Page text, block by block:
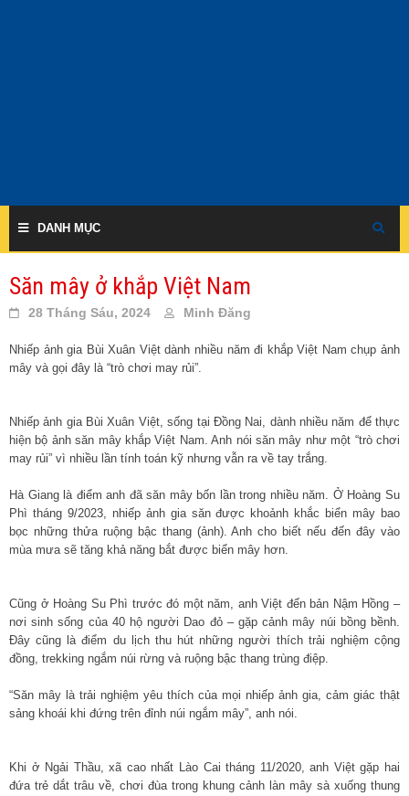
DANH MỤC
Săn mây ở khắp Việt Nam
28 Tháng Sáu, 2024 Minh Đăng
Nhiếp ảnh gia Bùi Xuân Việt dành nhiều năm đi khắp Việt Nam chụp ảnh
mây và gọi đây là “trò chơi may rủi”.
Nhiếp ảnh gia Bùi Xuân Việt, sống tại Đồng Nai, dành nhiều năm để thực
hiện bộ ảnh săn mây khắp Việt Nam. Anh nói săn mây như một “trò chơi
may rủi” vì nhiều lần tính toán kỹ nhưng vẫn ra về tay trắng.
Hà Giang là điểm anh đã săn mây bốn lần trong nhiều năm. Ở Hoàng Su
Phì tháng 9/2023, nhiếp ảnh gia săn được khoảnh khắc biển mây bao
bọc những thửa ruộng bậc thang (ảnh). Anh cho biết nếu đến đây vào
mùa mưa sẽ tăng khả năng bắt được biển mây hơn.
Cũng ở Hoàng Su Phì trước đó một năm, anh Việt đến bản Nậm Hồng –
nơi sinh sống của 40 hộ người Dao đỏ – gặp cảnh mây núi bồng bềnh.
Đây cũng là điểm du lịch thu hút những người thích trải nghiệm cộng
đồng, trekking ngắm núi rừng và ruộng bậc thang trùng điệp.
“Săn mây là trải nghiệm yêu thích của mọi nhiếp ảnh gia, cảm giác thật
sảng khoái khi đứng trên đỉnh núi ngắm mây”, anh nói.
Khi ở Ngải Thầu, xã cao nhất Lào Cai tháng 11/2020, anh Việt gặp hai
đứa trẻ dắt trâu về, chơi đùa trong khung cảnh làn mây sà xuống thung